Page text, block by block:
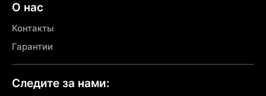
О нас
Контакты
Гарантии
Следите за нами: